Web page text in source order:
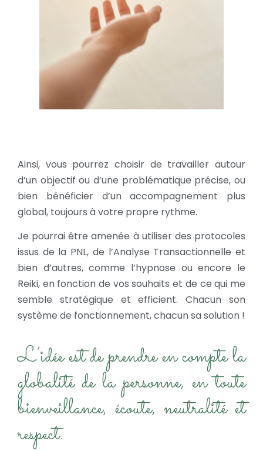
Ainsi, vous pourrez choisir de travailler autour
d’un objectif ou d’une problématique précise, ou
bien bénéficier d’un accompagnement plus
global, toujours à votre propre rythme.
Je pourrai être amenée à utiliser des protocoles
issus de la PNL, de l’Analyse Transactionnelle et
bien d’autres, comme l’hypnose ou encore le
Reiki, en fonction de vos souhaits et de ce qui me
semble stratégique et efficient.Chacun son
système de fonctionnement, chacun sa solution !
L’idée est de prendre en compte la
globalité de la personne, en toute
bienveillance, écoute, neutralité et
respect.